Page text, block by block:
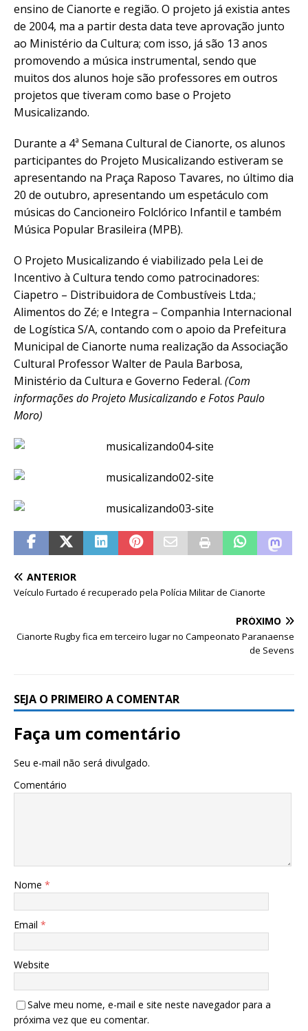
ensino de Cianorte e região. O projeto já existia antes
de 2004, ma a partir desta data teve aprovação junto
ao Ministério da Cultura; com isso, já são 13 anos
promovendo a música instrumental, sendo que
muitos dos alunos hoje são professores em outros
projetos que tiveram como base o Projeto
Musicalizando.
Durante a 4ª Semana Cultural de Cianorte, os alunos
participantes do Projeto Musicalizando estiveram se
apresentando na Praça Raposo Tavares, no último dia
20 de outubro, apresentando um espetáculo com
músicas do Cancioneiro Folclórico Infantil e também
Música Popular Brasileira (MPB).
O Projeto Musicalizando é viabilizado pela Lei de
Incentivo à Cultura tendo como patrocinadores:
Ciapetro – Distribuidora de Combustíveis Ltda.;
Alimentos do Zé; e Integra – Companhia Internacional
de Logística S/A, contando com o apoio da Prefeitura
Municipal de Cianorte numa realização da Associação
Cultural Professor Walter de Paula Barbosa,
Ministério da Cultura e Governo Federal. (Com
informações do Projeto Musicalizando e Fotos Paulo
Moro)
ANTERIOR
Veículo Furtado é recuperado pela Polícia Militar de Cianorte
PRÓXIMO
Cianorte Rugby fica em terceiro lugar no Campeonato Paranaense
de Sevens
SEJA O PRIMEIRO A COMENTAR
Faça um comentário
Seu e-mail não será divulgado.
Comentário
Nome *
Email *
Website
Salve meu nome, e-mail e site neste navegador para a
próxima vez que eu comentar.